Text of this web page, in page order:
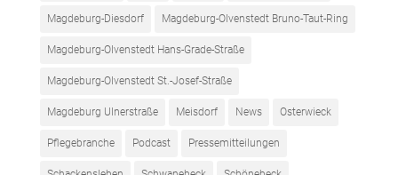
Magdeburg-Diesdorf Magdeburg-Olvenstedt Bruno-Taut-Ring
Magdeburg-Olvenstedt Hans-Grade-Straße
Magdeburg-Olvenstedt St.-Josef-Straße
Magdeburg Ulnerstraße Meisdorf News Osterwieck
Pflegebranche Podcast Pressemitteilungen